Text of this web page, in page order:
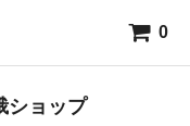
0
ショップ